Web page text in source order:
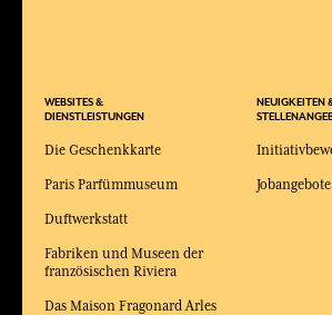
WEBSITES &
DIENSTLEISTUNGEN
Die Geschenkkarte
Paris Parfümmuseum
Duftwerkstatt
Fabriken und Museen der
französischen Riviera
Das Maison Fragonard Arles
NEUIGKEITEN
Jobangebote